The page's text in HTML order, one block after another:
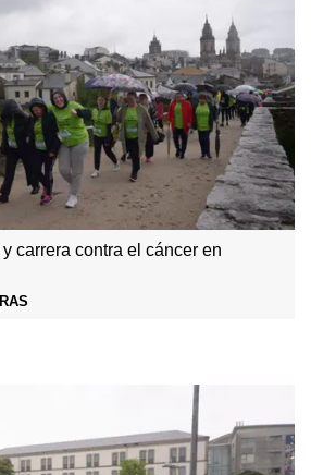
carrera contra el cáncer en